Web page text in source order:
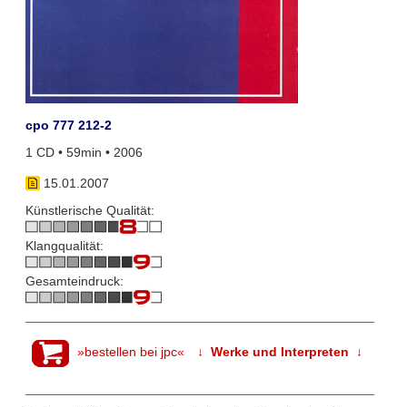
cpo 777 212-2
1 CD • 59min • 2006
15.01.2007
Künstlerische Qualität:
Klangqualität:
Gesamteindruck:
»bestellen bei jpc« ↓ Werke und Interpreten ↓